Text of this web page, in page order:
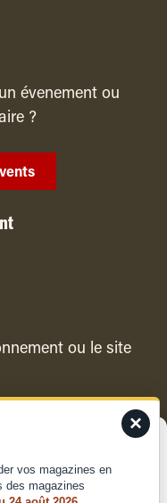
des technologies
aux informations des
évenement ou
?
ou le site
client ×
vos magazines en
des magazines